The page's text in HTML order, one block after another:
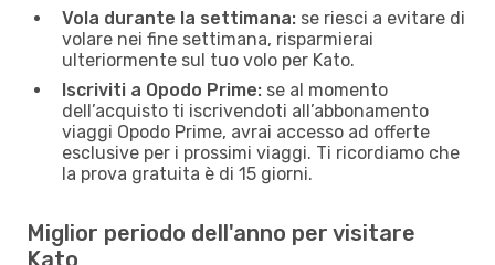
Vola durante la settimana: se riesci a evitare di
volare nei fine settimana, risparmierai
ulteriormente sul tuo volo per Kato.
Iscriviti a Opodo Prime: se al momento
dell’acquisto ti iscrivendoti all’abbonamento
viaggi Opodo Prime, avrai accesso ad offerte
esclusive per i prossimi viaggi. Ti ricordiamo che
la prova gratuita è di 15 giorni.
Miglior periodo dell'anno per visitare
Kato